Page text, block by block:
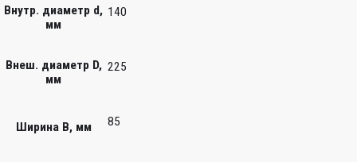
Внутр. диаметр d,
мм
140
Внеш. диаметр D,
мм
225
Ширина B, мм 85